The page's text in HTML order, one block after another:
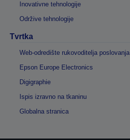
Inovativne tehnologije
Održive tehnologije
Tvrtka
Web-odredište rukovoditelja poslovanja
Epson Europe Electronics
Digigraphie
Ispis izravno na tkaninu
Globalna stranica